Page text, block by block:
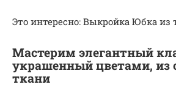
Это интересно: Выкройка Юбка из
Мастерим элегантный
украшенный цветами, из
ткани